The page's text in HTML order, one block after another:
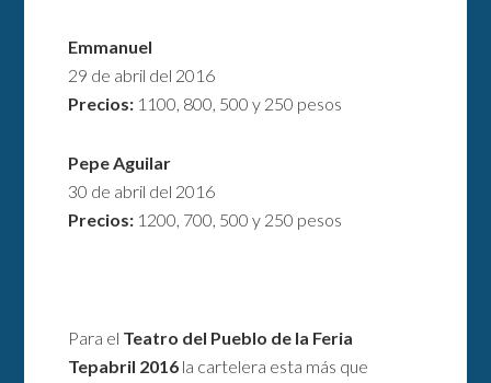
Emmanuel
29 de abril del 2016
Precios: 1100, 800, 500 y 250 pesos
Pepe Aguilar
30 de abril del 2016
Precios: 1200, 700, 500 y 250 pesos
Para el Teatro del Pueblo de la Feria
Tepabril 2016 la cartelera esta más que